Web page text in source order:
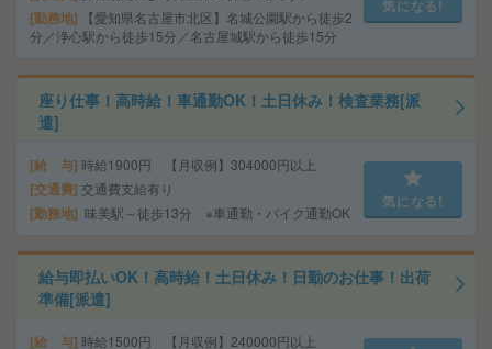
勤務地
【愛知県名古屋市北区】名城公園駅から徒歩2
分／浄心駅から徒歩15分／名古屋城駅から徒歩15分
気になる!
座り仕事！高時給！車通勤OK！土日休み！検査業務[派
遣]
給 与 時給1900円 【月収例】304000円以上
交通費 交通費支給有り
勤務地 味美駅～徒歩13分 ※車通勤・バイク通勤OK
気になる!
給与即払いOK！高時給！土日休み！日勤のお仕事！出荷
準備[派遣]
給 与 時給1500円 【月収例】240000円以上